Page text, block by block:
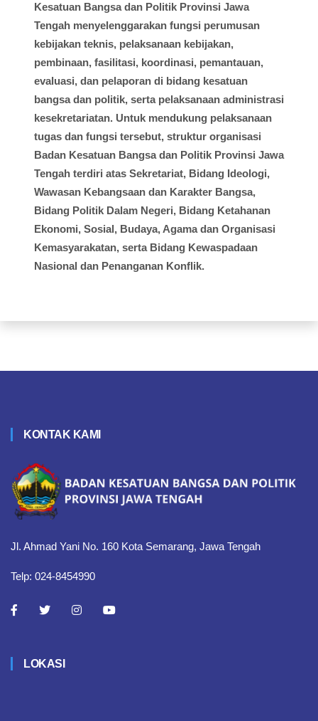
Kesatuan Bangsa dan Politik Provinsi Jawa
Tengah menyelenggarakan fungsi perumusan
kebijakan teknis, pelaksanaan kebijakan,
pembinaan, fasilitasi, koordinasi, pemantauan,
evaluasi, dan pelaporan di bidang kesatuan
bangsa dan politik, serta pelaksanaan administrasi
kesekretariatan. Untuk mendukung pelaksanaan
tugas dan fungsi tersebut, struktur organisasi
Badan Kesatuan Bangsa dan Politik Provinsi Jawa
Tengah terdiri atas Sekretariat, Bidang Ideologi,
Wawasan Kebangsaan dan Karakter Bangsa,
Bidang Politik Dalam Negeri, Bidang Ketahanan
Ekonomi, Sosial, Budaya, Agama dan Organisasi
Kemasyarakatan, serta Bidang Kewaspadaan
Nasional dan Penanganan Konflik.
KONTAK KAMI
Jl. Ahmad Yani No. 160 Kota Semarang, Jawa Tengah
Telp: 024-8454990
LOKASI